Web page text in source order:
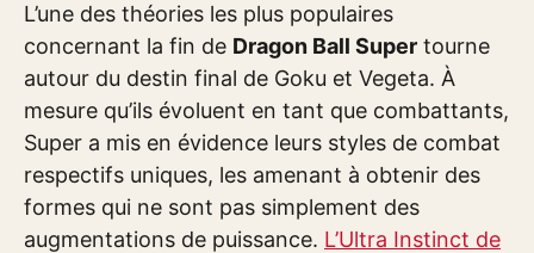
L’une des théories les plus populaires
concernant la fin de Dragon Ball Super tourne
autour du destin final de Goku et Vegeta. À
mesure qu’ils évoluent en tant que combattants,
Super a mis en évidence leurs styles de combat
respectifs uniques, les amenant à obtenir des
formes qui ne sont pas simplement des
augmentations de puissance. L’Ultra Instinct de